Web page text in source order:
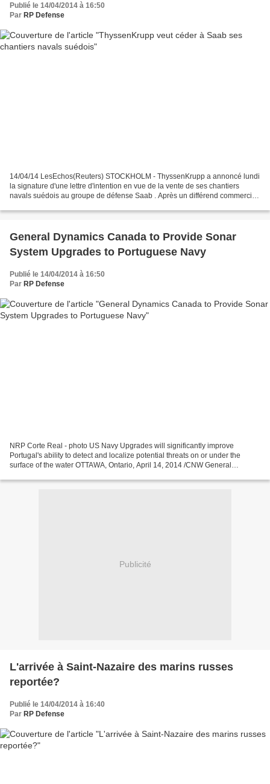
Publié le 14/04/2014 à 16:50
Par RP Defense
14/04/14 LesEchos(Reuters) STOCKHOLM - ThyssenKrupp a annoncé lundi
la signature d'une lettre d'intention en vue de la vente de ses chantiers
navals suédois au groupe de défense Saab . Après un différend commercial,
General Dynamics Canada to Provide Sonar
System Upgrades to Portuguese Navy
Publié le 14/04/2014 à 16:50
Par RP Defense
NRP Corte Real - photo US Navy Upgrades will significantly improve
Portugal's ability to detect and localize potential threats on or under the
surface of the water OTTAWA, Ontario, April 14, 2014 /CNW General
Publicité
L'arrivée à Saint-Nazaire des marins russes
reportée?
Publié le 14/04/2014 à 16:40
Par RP Defense